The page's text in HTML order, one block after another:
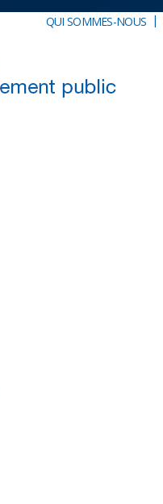
QUI SOMMES-NOUS |